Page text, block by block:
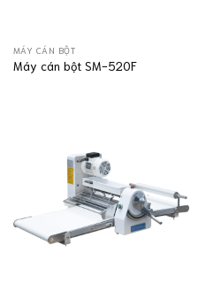
MÁY CÁN BỘT
Máy cán bột SM-520F